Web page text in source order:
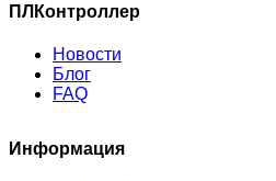
ПЛКонтроллер
Новости
Блог
FAQ
Информация